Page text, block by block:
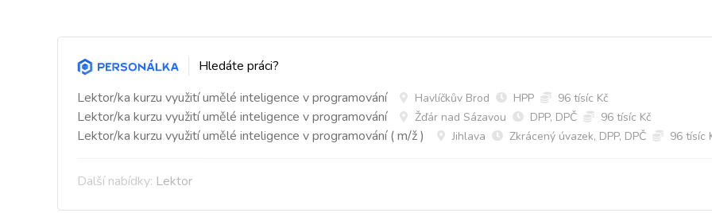
Hledáte práci?
Lektor/ka kurzu využití umělé inteligence v programování
Havlíčkův Brod HPP 96 tísíc Kč
Lektor/ka kurzu využití umělé inteligence v programování Žďár nad Sázavou DPP, DPČ 96 tísíc Kč
Lektor/ka kurzu využití umělé inteligence v programování ( m/ž ) Jihlava Zkrácený úvazek, DPP, DPČ 96 tísíc
Další nabídky: Lektor